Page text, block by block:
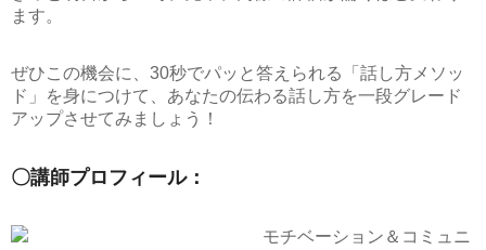
ます。
ぜひこの機会に、 30秒でパッと答えられる「話し方メソッ
ド」
を身につけて、あなたの伝わる話し方を一段グレード
アップさせてみましょう！
〇講師プロフィール：
モチベーション＆コミュニ